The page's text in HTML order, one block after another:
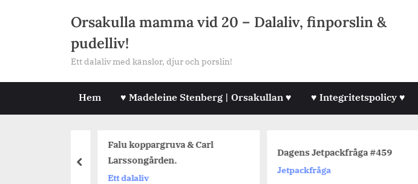
Orsakulla mamma vid 20 – Dalaliv, finporslin &
pudelliv!
Ett dalaliv med känslor, djur och porslin!
Hem ♥ Madeleine Stenberg | Orsakullan ♥ ♥ Integritetspolicy ♥
Falu koppargruva & Carl
Larssongården.
Ett dalaliv
Dagens Jetpackfråga #459
Jetpackfråga
prev